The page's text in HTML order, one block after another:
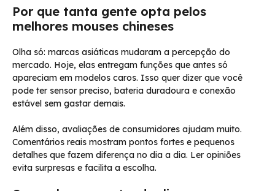
Por que tanta gente opta pelos
melhores mouses chineses
Olha só: marcas asiáticas mudaram a percepção do
mercado. Hoje, elas entregam funções que antes só
apareciam em modelos caros. Isso quer dizer que você
pode ter sensor preciso, bateria duradoura e conexão
estável sem gastar demais.
Além disso, avaliações de consumidores ajudam muito.
Comentários reais mostram pontos fortes e pequenos
detalhes que fazem diferença no dia a dia. Ler opiniões
evita surpresas e facilita a escolha.